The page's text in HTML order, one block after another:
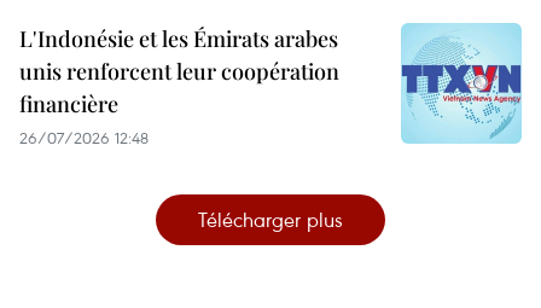
L'Indonésie et les Émirats arabes
unis renforcent leur coopération
financière
26/07/2026 12:48
Télécharger plus